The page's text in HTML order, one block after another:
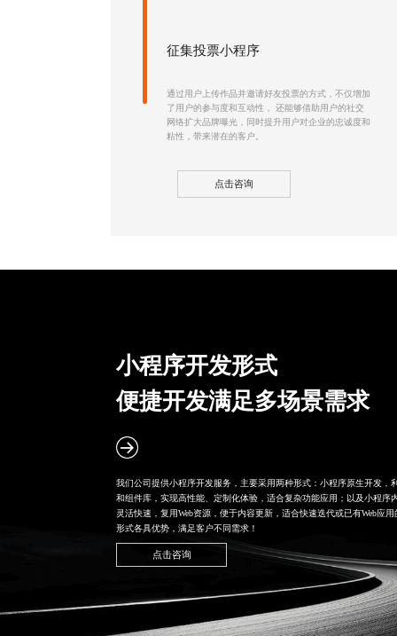
征集投票小程序
通过用户上传作品并邀请好友投票的方式，不仅增加
了用户的参与度和互动性， 还能够借助用户的社交
网络扩大品牌曝光，同时提升用户对企业的忠诚度和
粘性，带来潜在的客户。
点击咨询
小程序开发形式
便捷开发满足多场景需求
我们公司提供小程序开发服务，主要采用两种形式：小程序原生开发，
和组件库，实现高性能、定制化体验，适合复杂功能应用；以及小程序
灵活快速，复用Web资源，便于内容更新，适合快速迭代或已有Web应
形式各具优势，满足客户不同需求！
点击咨询